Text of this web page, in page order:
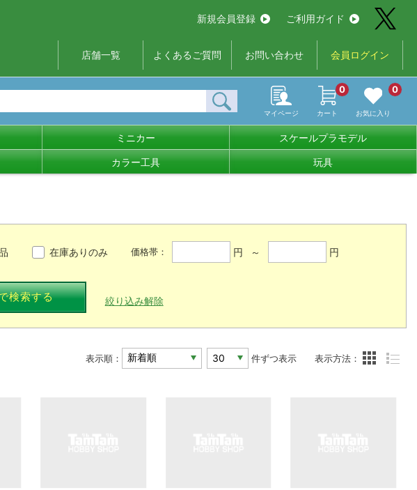
新規会員登録 ご利用ガイド
店舗一覧 よくあるご質問 お問い合わせ 会員ログイン
マイページ カート
0
お気に入り
0
ミニカー スケールプラモデル
カラー工具 玩具
在庫ありのみ 価格帯： 円 ～ 円
検索する 絞り込み解除
表示順： 件ずつ表示 表示方法：